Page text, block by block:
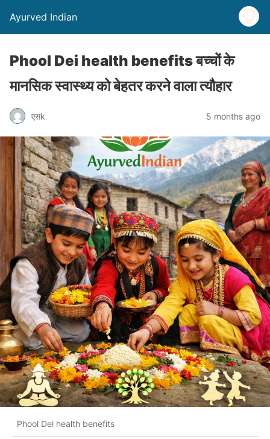
Ayurved Indian
Phool Dei health benefits बच्चों के
मानसिक स्वास्थ्य को बेहतर करने वाला त्यौहार
एसk 5 months ago
Phool Dei health benefits